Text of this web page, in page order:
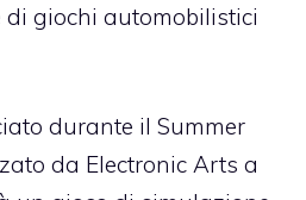
giochi automobilistici
durante il Summer
da Electronic Arts a